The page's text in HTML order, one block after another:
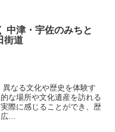
中津・宇佐のみちと
街道
なる文化や歴史を体験す
な場所や文化遺産を訪れる
際に感じることができ、歴
...